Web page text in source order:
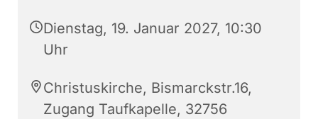
Dienstag, 19. Januar 2027, 10:30
Uhr
Christuskirche, Bismarckstr.16,
Zugang Taufkapelle, 32756